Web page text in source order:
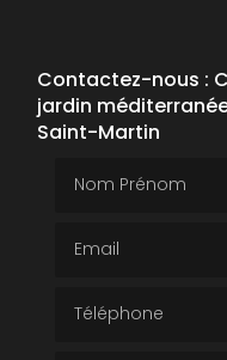
Contactez-nous :
jardin
Saint-Martin